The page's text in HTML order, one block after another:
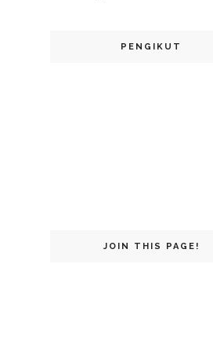
PENGIKUT
JOIN THIS PAGE!